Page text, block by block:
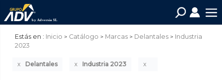
Estás en : Inicio Catálogo Marcas Delantales
Industria
2023
Delantales Industria 2023